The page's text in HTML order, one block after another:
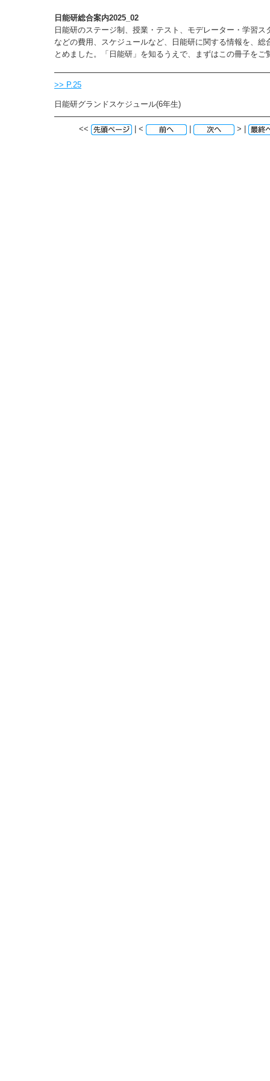
日能研総合案内2025_02
日能研のステージ制、授業・テスト、モデレーター・学習ス
などの費用、スケジュールなど、日能研に関する情報を、総
とめました。「日能研」を知るうえで、まずはこの冊子をご
>> P.25
日能研グランドスケジュール(6年生)
<< | < | > |